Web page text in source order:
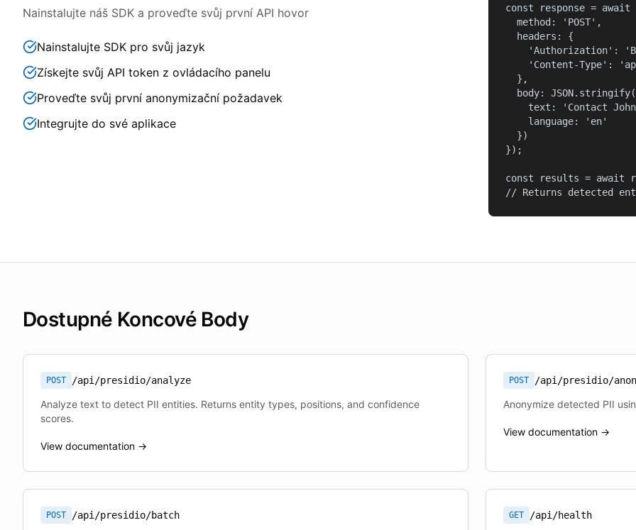
Nainstalujte náš SDK a proveďte svůj první API hovor
Nainstalujte SDK pro svůj jazyk
Získejte svůj API token z ovládacího panelu
Proveďte svůj první anonymizační požadavek
Integrujte do své aplikace
const response =
  method: 'POST',
  headers: {
'Authorization':
'Content-Type':
  },
body:
text: 'Contact
    language: 'en'
  })
});
const results = await
// Returns detected
Dostupné Koncové Body
POST /api/presidio/analyze
Analyze text to detect PII entities. Returns entity types, positions, and confidence
scores.
View documentation →
POST /api/presidio/
Anonymize detected PII
View documentation →
POST /api/presidio/batch GET /api/health